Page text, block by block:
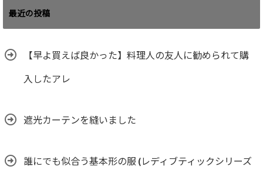
最近の投稿
【早よ買えば良かった】料理人の友人に勧められて購
入したアレ
遮光カーテンを縫いました
誰にでも似合う基本形の服 (レディブティックシリーズ